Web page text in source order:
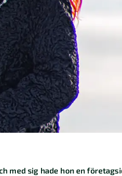
med sig hade hon en